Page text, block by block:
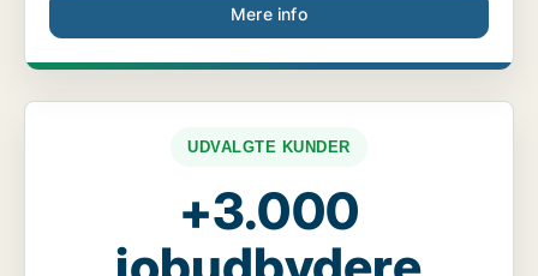
Mere info
UDVALGTE KUNDER
+3.000